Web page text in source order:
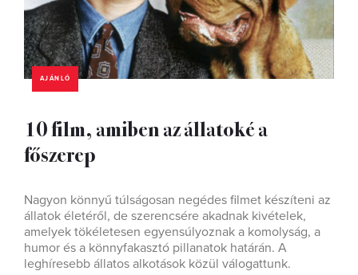
AJÁNLÓ
10 film, amiben az állatoké a
főszerep
Nagyon könnyű túlságosan negédes filmet készíteni az
állatok életéről, de szerencsére akadnak kivételek,
amelyek tökéletesen egyensúlyoznak a komolyság, a
humor és a könnyfakasztó pillanatok határán. A
leghíresebb állatos alkotások közül válogattunk.